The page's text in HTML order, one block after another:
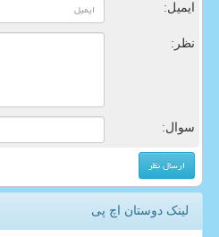
ایمیل:
نظر:
سوال:
لینک دوستان اچ پی